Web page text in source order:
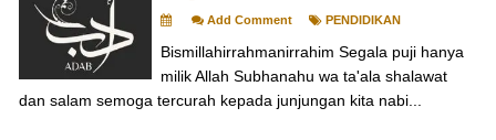
Add Comment PENDIDIKAN
Bismillahirrahmanirrahim Segala puji hanya
milik Allah Subhanahu wa ta'ala shalawat
dan salam semoga tercurah kepada junjungan kita nabi...